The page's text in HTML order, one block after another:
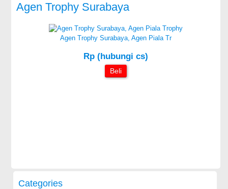
Agen Trophy Surabaya
Agen Trophy Surabaya, Agen Piala Tr
Rp (hubungi cs)
Beli
Categories